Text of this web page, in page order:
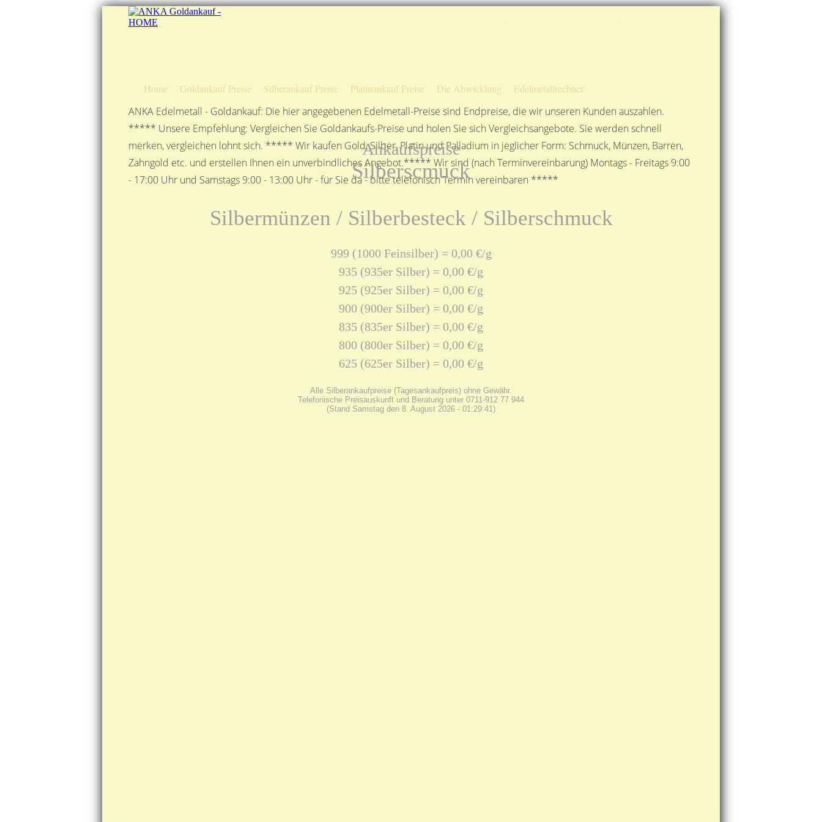
Home Goldankauf Preise Silberankauf Preise Platinankauf Preise Die Abwicklung Edelmetallrechner
ANKA Edelmetall - Goldankauf: Die hier angegebenen Edelmetall-Preise sind Endpreise, die wir unseren Kunden auszahlen.
***** Unsere Empfehlung: Vergleichen Sie Goldankaufs-Preise und holen Sie sich Vergleichsangebote. Sie werden schnell
merken, vergleichen lohnt sich. ***** Wir kaufen Gold, Silber, Platin und Palladium in jeglicher Form: Schmuck, Münzen, Barren,
Zahngold etc. und erstellen Ihnen ein unverbindliches Angebot.***** Wir sind (nach Terminvereinbarung) Montags - Freitags 9:00
- 17:00 Uhr und Samstags 9:00 - 13:00 Uhr - für Sie da - bitte telefonisch Termin vereinbaren *****
Ankaufspreise
Silberscmuck
Silbermünzen / Silberbesteck / Silberschmuck
999 (1000 Feinsilber) = 0,00 €/g
935 (935er Silber) = 0,00 €/g
925 (925er Silber) = 0,00 €/g
900 (900er Silber) = 0,00 €/g
835 (835er Silber) = 0,00 €/g
800 (800er Silber) = 0,00 €/g
625 (625er Silber) = 0,00 €/g
Alle Silberankaufpreise (Tagesankaufpreis) ohne Gewähr.
Telefonische Preisauskunft und Beratung unter 0711-912 77 944
(Stand Samstag den 8. August 2026 - 01:29:41)